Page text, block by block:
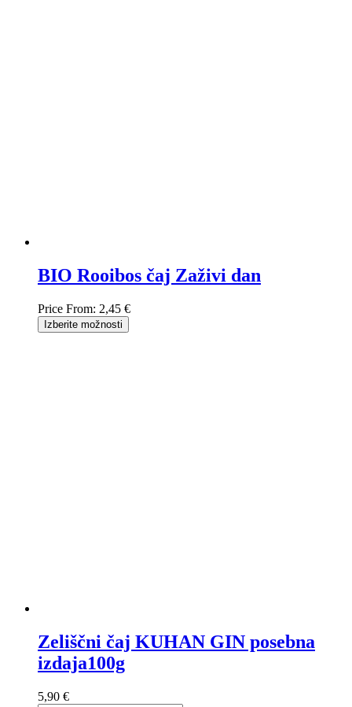
BIO Rooibos čaj Zaživi dan
Price From: 2,45 €
Izberite možnosti
Zeliščni čaj KUHAN GIN posebna
izdaja100g
5,90 €